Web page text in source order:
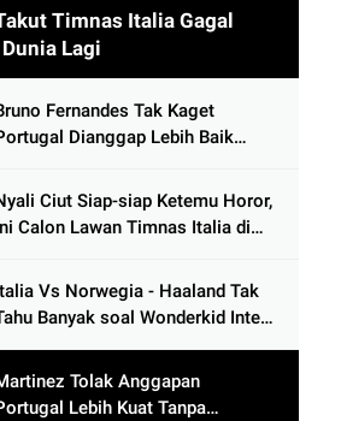
Timnas Italia Gagal
Lagi
Fernandes Tak Kaget
Dianggap Lebih Baik
9 Gol
Ciut Siap-siap Ketemu Horor,
Calon Lawan Timnas Italia di
Vs Norwegia - Haaland Tak
Banyak soal Wonderkid Inter
Tolak Anggapan
Lebih Kuat Tanpa